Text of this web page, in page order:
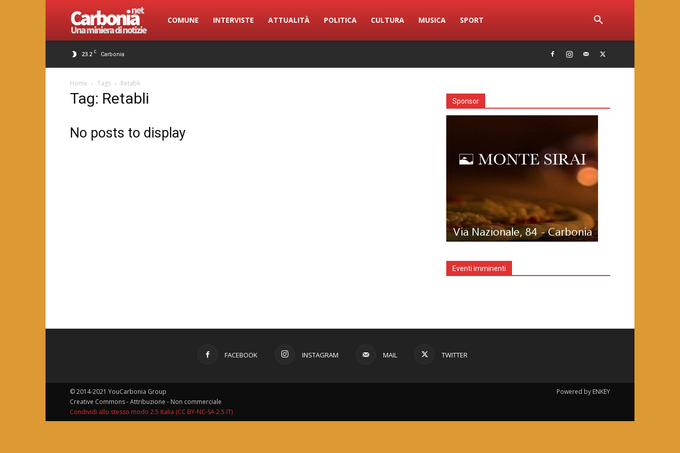
Carbonia.net
COMUNE INTERVISTE ATTUALITÀ POLITICA CULTURA MUSICA SPORT
23.2 C Carbonia
Home Tags Retabli
Tag: Retabli
No posts to display
Sponsor
Eventi imminenti
FACEBOOK INSTAGRAM MAIL TWITTER
Powered by ENKEY
© 2014-2021 YouCarbonia Group
Creative Commons - Attribuzione - Non commerciale
Condividi allo stesso modo 2.5 Italia (CC BY-NC-SA 2.5 IT)